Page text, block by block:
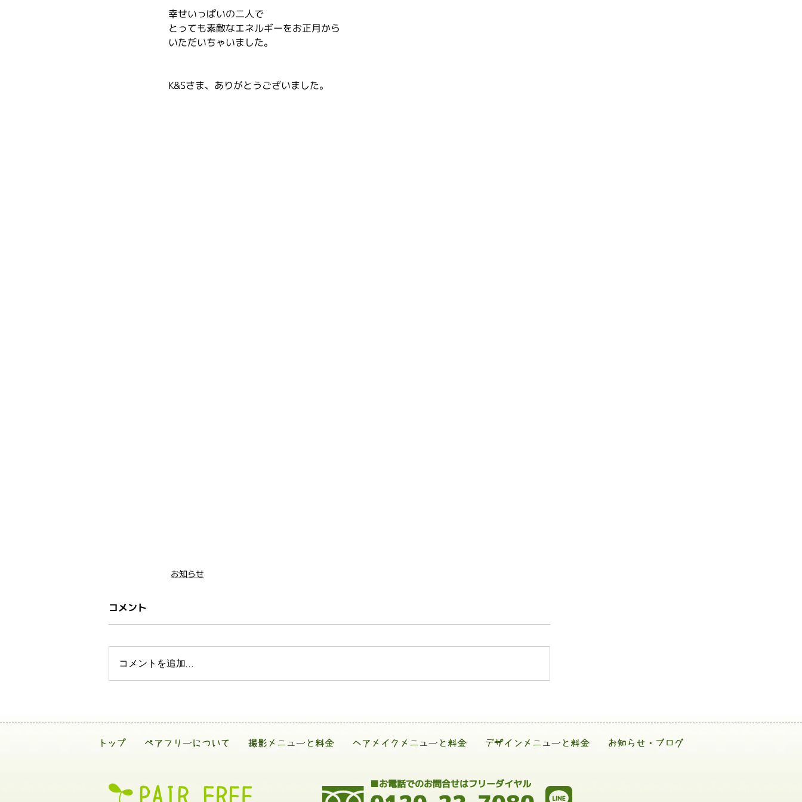
幸せいっぱいの二人で
とっても素敵なエネルギーをお正月から
いただいちゃいました。
K&Sさま、ありがとうございました。
お知らせ
コメント
コメントを追加…
トップ ペアフリーについて 撮影メニューと料金 ヘアメイクメニューと料金 デザインメニューと料金 お知らせ・ブログ
■お電話でのお問合せはフリーダイヤル